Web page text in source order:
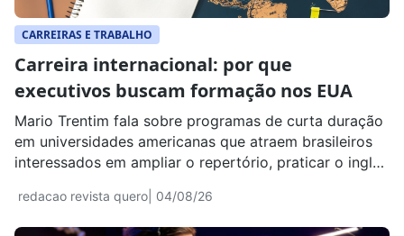
CARREIRAS E TRABALHO
Carreira internacional: por que
executivos buscam formação nos EUA
redacao revista quero | 04/08/26
Mario Trentim fala sobre programas de curta duração
em universidades americanas que atraem brasileiros
interessados em ampliar o repertório, praticar o inglês